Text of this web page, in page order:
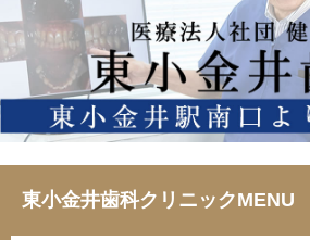
東小金井歯科クリニックMENU